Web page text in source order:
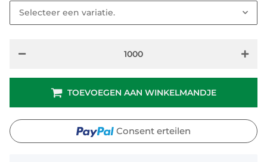
Selecteer een variatie.
TOEVOEGEN AAN WINKELMANDJE
Consent erteilen